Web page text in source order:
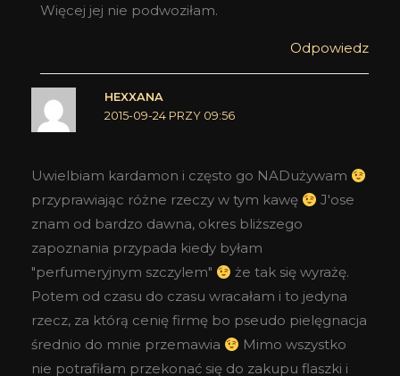
Więcej jej nie podwoziłam.
Odpowiedz
HEXXANA
2015-09-24 PRZY 09:56
Uwielbiam kardamon i często go NADużywam
przyprawiając różne rzeczy w tym kawę
J'ose
znam od bardzo dawna, okres bliższego
zapoznania przypada kiedy byłam
"perfumeryjnym szczylem"
że tak się wyrażę.
Potem od czasu do czasu wracałam i to jedyna
rzecz, za którą cenię firmę bo pseudo pielęgnacja
średnio do mnie przemawia
Mimo wszystko
nie potrafiłam przekonać się do zakupu flaszki i